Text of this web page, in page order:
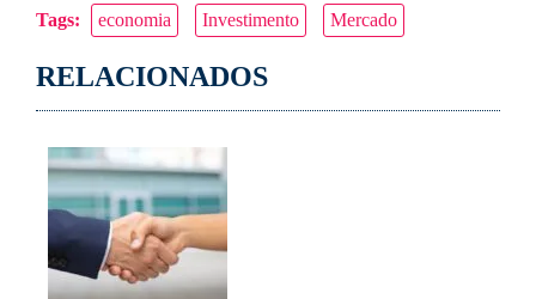
Link
Tags: economia Investimento Mercado
RELACIONADOS